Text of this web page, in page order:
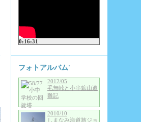
0:16:31
フォトアルバム'
2012/05
毛無峠と小串鉱山遭
難記
2010/10
しまなみ海道旅ジョ